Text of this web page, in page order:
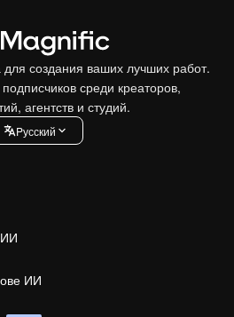
создания ваших лучших работ.
среди креаторов,
агентств и студий.
Pусский
ИИ